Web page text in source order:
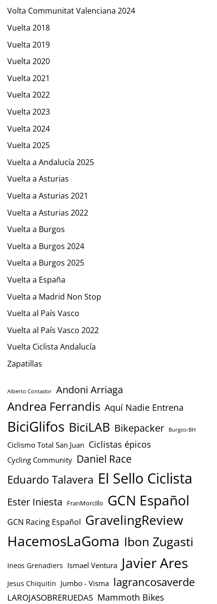
Volta Communitat Valenciana 2024
Vuelta 2018
Vuelta 2019
Vuelta 2020
Vuelta 2021
Vuelta 2022
Vuelta 2023
Vuelta 2024
Vuelta 2025
Vuelta a Andalucía 2025
Vuelta a Asturias
Vuelta a Asturias 2021
Vuelta a Asturias 2022
Vuelta a Burgos
Vuelta a Burgos 2024
Vuelta a Burgos 2025
Vuelta a España
Vuelta a Madrid Non Stop
Vuelta al País Vasco
Vuelta al País Vasco 2022
Vuelta Ciclista Andalucía
Zapatillas
Alberto Contador Andoni Arriaga
Andrea Ferrandis Aquí Nadie Entrena
BiciGlifos BiciLAB Bikepacker Burgos-BH
Ciclismo Total San Juan Ciclistas épicos
Cycling Community Daniel Race
Eduardo Talavera El Sello Ciclista
Ester Iniesta FranMorcillo GCN Español
GCN Racing Español GravelingReview
HacemosLaGoma Ibon Zugasti
Ineos Grenadiers Ismael Ventura Javier Ares
Jesus Chiquitin Jumbo - Visma lagrancosaverde
LAROJASOBRERUEDAS Mammoth Bikes